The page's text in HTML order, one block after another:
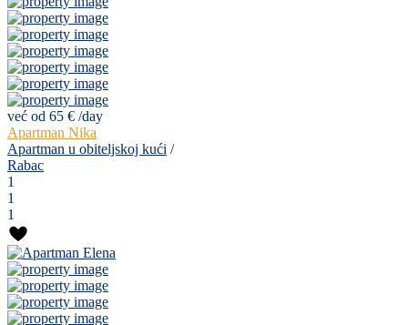
već od 65 € /day
Apartman Nika
Apartman u obiteljskoj kući /
Rabac
1
1
1